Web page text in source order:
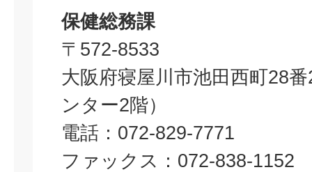
保健総務課
〒572-8533
大阪府寝屋川市池田西町28
ンター2階）
電話：072-829-7771
ファックス：072-838-1152